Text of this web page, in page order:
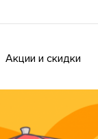
Акции и скидки